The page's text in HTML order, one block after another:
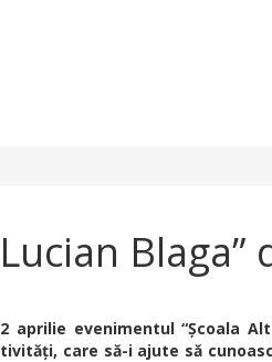
Blaga”
aprilie evenimentul “Şcoala
care să-i ajute să